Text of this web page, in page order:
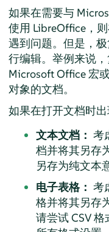
如果在需要与
使用 LibreOffice，
遇到问题。但是，
行编辑。举例来说，
Microsoft Office 宏
对象的文档。
如果在打开文档时
文本文档： 考
档并将其另存
另存为纯文本
电子表格： 考
格并将其另存
请尝试 CSV